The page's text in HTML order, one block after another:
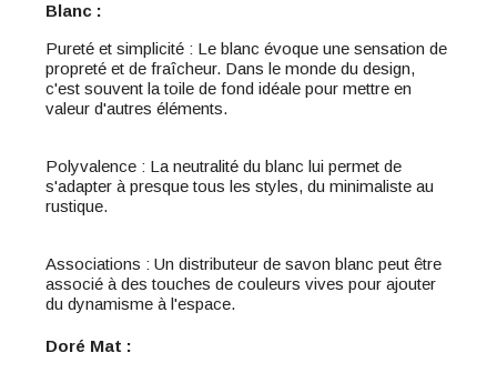
Blanc :
Pureté et simplicité : Le blanc évoque une sensation de
propreté et de fraîcheur. Dans le monde du design,
c'est souvent la toile de fond idéale pour mettre en
valeur d'autres éléments.
Polyvalence : La neutralité du blanc lui permet de
s'adapter à presque tous les styles, du minimaliste au
rustique.
Associations : Un distributeur de savon blanc peut être
associé à des touches de couleurs vives pour ajouter
du dynamisme à l'espace.
Doré Mat :